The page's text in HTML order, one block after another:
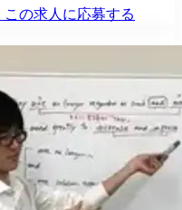
この求人に応募する